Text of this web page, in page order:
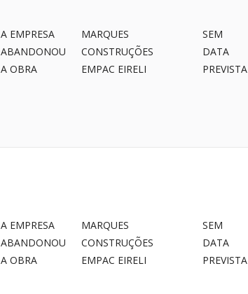
A EMPRESA
ABANDONOU
A OBRA
MARQUES
CONSTRUÇÕES
EMPAC EIRELI
SEM
DATA
PREVISTA
A EMPRESA
ABANDONOU
A OBRA
MARQUES
CONSTRUÇÕES
EMPAC EIRELI
SEM
DATA
PREVISTA